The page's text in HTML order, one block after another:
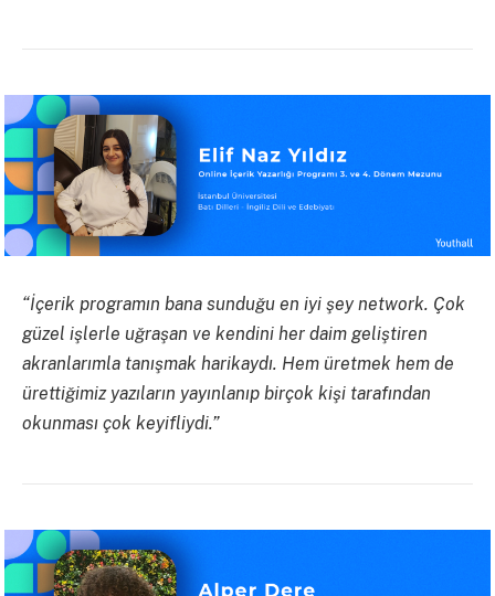
“İçerik programın bana sunduğu en iyi şey network. Çok
güzel işlerle uğraşan ve kendini her daim geliştiren
akranlarımla tanışmak harikaydı. Hem üretmek hem de
ürettiğimiz yazıların yayınlanıp birçok kişi tarafından
okunması çok keyifliydi.”